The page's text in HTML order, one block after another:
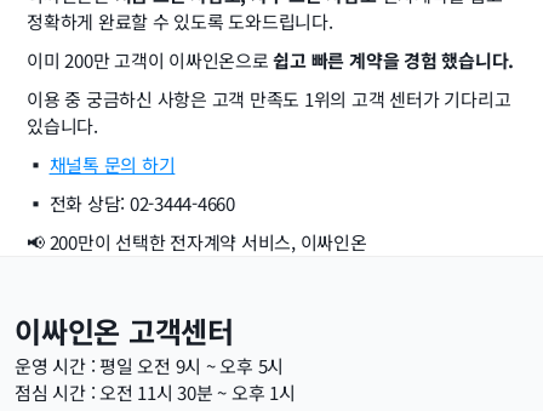
정확하게 완료할 수 있도록 도와드립니다.
이미 200만 고객이 이싸인온으로 쉽고 빠른 계약을 경험 했습니다.
이용 중 궁금하신 사항은 고객 만족도 1위의 고객 센터가 기다리고
있습니다.
▪️ 채널톡 문의 하기
▪️ 전화 상담: 02-3444-4660
📢 200만이 선택한 전자계약 서비스, 이싸인온
이싸인온 고객센터
운영 시간 : 평일 오전 9시 ~ 오후 5시
점심 시간 : 오전 11시 30분 ~ 오후 1시